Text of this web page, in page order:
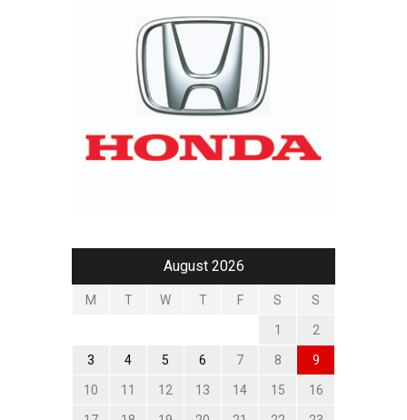
August 2026
M T W T F S S
1 2
3 4 5 6 7 8 9
10 11 12 13 14 15 16